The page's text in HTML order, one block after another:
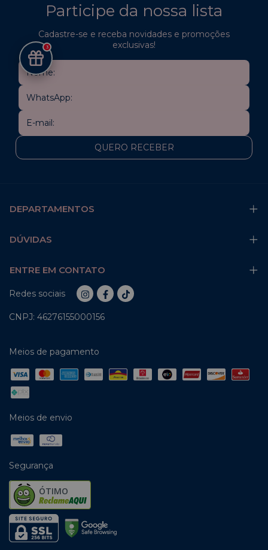
Participe da nossa lista
Cadastre-se e receba novidades e promoções
exclusivas!
DEPARTAMENTOS
DÚVIDAS
ENTRE EM CONTATO
Redes sociais
CNPJ: 46276155000156
Meios de pagamento
Meios de envio
Segurança
ÓTIMO
3